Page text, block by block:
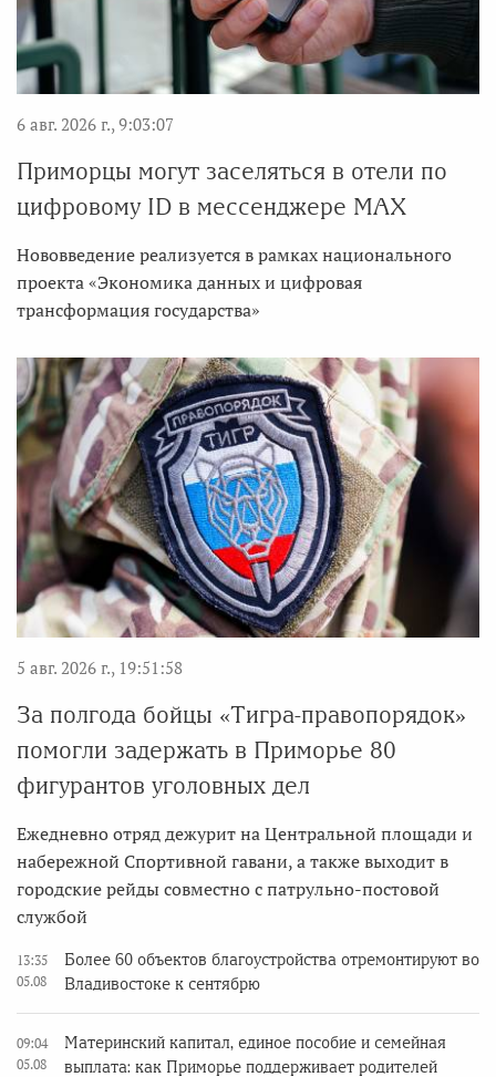
6 авг. 2026 г., 9:03:07
Приморцы могут заселяться в отели по
цифровому ID в мессенджере MAX
Нововведение реализуется в рамках национального
проекта «Экономика данных и цифровая
трансформация государства»
5 авг. 2026 г., 19:51:58
За полгода бойцы «Тигра-правопорядок»
помогли задержать в Приморье 80
фигурантов уголовных дел
Ежедневно отряд дежурит на Центральной площади и
набережной Спортивной гавани, а также выходит в
городские рейды совместно с патрульно-постовой
службой
13:35
05.08
Более 60 объектов благоустройства отремонтируют во
Владивостоке к сентябрю
09:04
05.08
Материнский капитал, единое пособие и семейная
выплата: как Приморье поддерживает родителей